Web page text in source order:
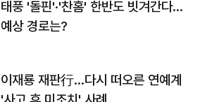
태풍 '돌핀'·'찬홈' 한반도 빗겨간다…
예상 경로는?
이재룡 재판行…다시 떠오른 연예계